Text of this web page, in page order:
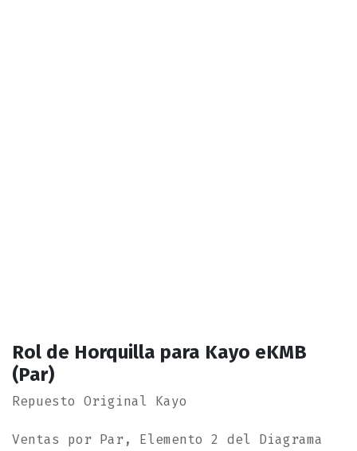
Rol de Horquilla para Kayo eKMB
(Par)
Repuesto Original Kayo
Ventas por Par, Elemento 2 del Diagrama